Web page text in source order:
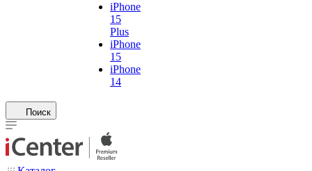
iPhone
15
Plus
iPhone
15
iPhone
14
Поиск